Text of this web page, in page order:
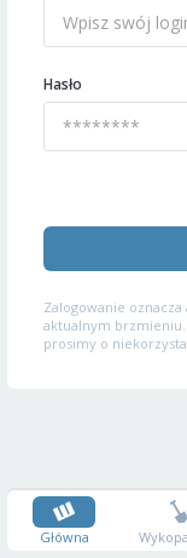
Hasło
Zalogowanie oznacza
aktualnym brzmieniu.
prosimy o
Główna